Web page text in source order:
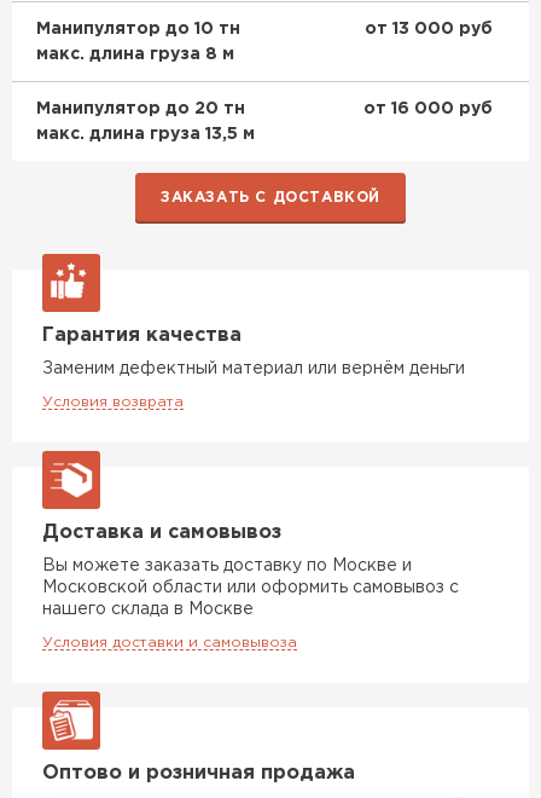
Манипулятор до 10 тн
макс. длина груза 8 м
от 13 000 руб
Манипулятор до 20 тн
макс. длина груза 13,5 м
от 16 000 руб
ЗАКАЗАТЬ С ДОСТАВКОЙ
Гарантия качества
Заменим дефектный материал или вернём деньги
Условия возврата
Доставка и самовывоз
Вы можете заказать доставку по Москве и
Московской области или оформить самовывоз с
нашего склада в Москве
Условия доставки и самовывоза
Оптово и розничная продажа